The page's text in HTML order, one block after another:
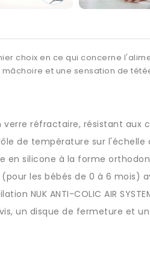
choix en ce qui concerne
et une sensation de
verre réfractaire, résistant aux
de température sur l'échelle
en silicone à la forme
les bébés de 0 à 6 mois)
NUK ANTI-COLIC AIR
un disque de fermeture et